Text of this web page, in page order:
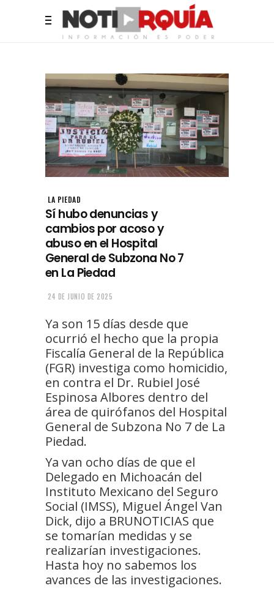
LA PIEDAD
Sí hubo denuncias y
cambios por acoso y
abuso en el Hospital
General de Subzona No 7
en La Piedad
24 DE JUNIO DE 2025
Ya son 15 días desde que
ocurrió el hecho que la propia
Fiscalía General de la República
(FGR) investiga como homicidio,
en contra el Dr. Rubiel José
Espinosa Albores dentro del
área de quirófanos del Hospital
General de Subzona No 7 de La
Piedad.
Ya van ocho días de que el
Delegado en Michoacán del
Instituto Mexicano del Seguro
Social (IMSS), Miguel Ángel Van
Dick, dijo a BRUNOTICIAS que
se tomarían medidas y se
realizarían investigaciones.
Hasta hoy no sabemos los
avances de las investigaciones.